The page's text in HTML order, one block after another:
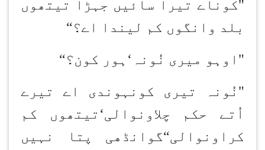
"کون اے تیرا سائیں جہڑا تیتھوں
بلد وانگوں کم لیندا اے؟“
"اوہو میری نُونہ ‘ ہور کون؟“
"نُونہ تیری کون ہوندی اے تیرے
اُتے حکم چلاون والی‘ تیتھوں کم
کراون والی“گوانڈھی پتا نہیں